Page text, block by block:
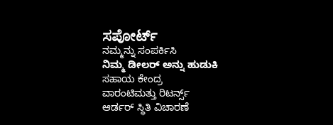
ಸಪೋರ್ಟ್
ನಮ್ಮನ್ನು ಸಂಪರ್ಕಿಸಿ
ನಿಮ್ಮ ಡೀಲರ್ ಅನ್ನು ಹುಡುಕಿ
ಸಹಾಯ ಕೇಂದ್ರ
ವಾರಂಟಿಮತ್ತು ರಿಟರ್ನ್ಸ್
ಆರ್ಡರ್ ಸ್ಥಿತಿ ವಿಚಾರಣೆ